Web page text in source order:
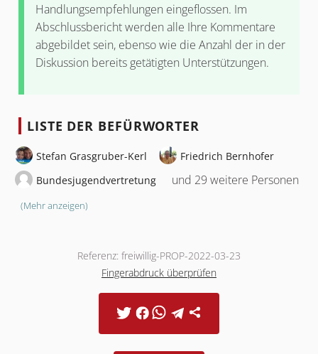
Handlungsempfehlungen eingeflossen. Im
Abschlussbericht werden alle Ihre Kommentare
abgebildet sein, ebenso wie die Anzahl der in der
Diskussion bereits getätigten Unterstützungen.
LISTE DER BEFÜRWORTER
Stefan Grasgruber-Kerl
Friedrich Bernhofer
Bundesjugendvertretung
und 29 weitere Personen
(Mehr anzeigen)
Referenz: freiwillig-PROP-2022-03-23
Fingerabdruck überprüfen